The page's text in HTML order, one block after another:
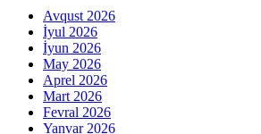
Avqust 2026
İyul 2026
İyun 2026
May 2026
Aprel 2026
Mart 2026
Fevral 2026
Yanvar 2026